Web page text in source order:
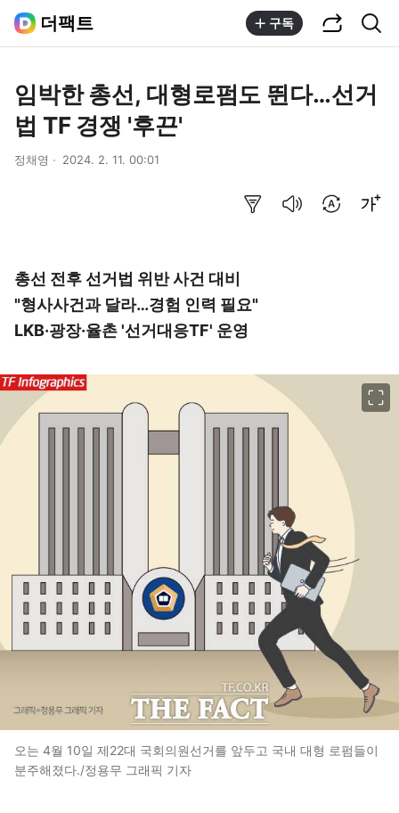
더팩트 구독
임박한 총선, 대형로펌도 뛴다…선거
법 TF 경쟁 '후끈'
정채영 2024. 2. 11. 00:01
총선 전후 선거법 위반 사건 대비
"형사사건과 달라…경험 인력 필요"
LKB·광장·율촌 '선거대응TF' 운영
오는 4월 10일 제22대 국회의원선거를 앞두고 국내 대형 로펌들이
분주해졌다./정용무 그래픽 기자